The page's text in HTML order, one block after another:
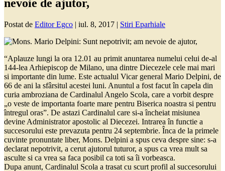
nevoie de ajutor,
Postat de Editor Egco | iul. 8, 2017 | Stiri Eparhiale
“Aplauze lungi la ora 12.01 au primit anuntarea numelui celui de-al
144-lea Arhiepiscop de Milano, una dintre Diecezele cele mai mari
si importante din lume. Este actualul Vicar general Mario Delpini, de
66 de ani la sfârsitul acestei luni. Anuntul a fost facut în capela din
curia ambroziana de Cardinalul Angelo Scola, care a vorbit despre
„o veste de importanta foarte mare pentru Biserica noastra si pentru
întregul oras”. De astazi Cardinalul care si-a încheiat misiunea
devine Administrator apostolic al Diecezei. Intrarea în functie a
succesorului este prevazuta pentru 24 septembrie. Înca de la primele
cuvinte pronuntate liber, Mons. Delpini a spus ceva despre sine: s-a
declarat nepotrivit, a cerut ajutorul tuturor, a spus ca vrea mult sa
asculte si ca vrea sa faca posibil ca toti sa îi vorbeasca.
Dupa anunt, Cardinalul Scola a trasat cu scurt profil al succesorului